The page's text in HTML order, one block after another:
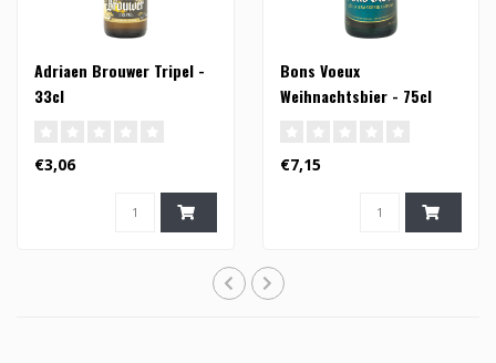
Adriaen Brouwer Tripel -
33cl
€3,06
Bons Voeux
Weihnachtsbier - 75cl
€7,15